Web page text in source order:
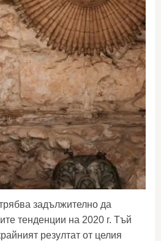
задължително да
тенденции на 2020 г. Тъй
резултат от целия